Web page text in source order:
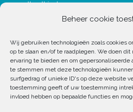
Beheer cookie
Wij gebruiken technologieën zoals cookies
op te slaan en/of te raadplegen. We doen
ervaring te bieden en om gepersonaliseerde
te stemmen met deze technologieën
surfgedrag of unieke ID's op deze website
toestemming geeft of uw toestemming
invloed hebben op bepaalde functies en
www.theethicalmove.org